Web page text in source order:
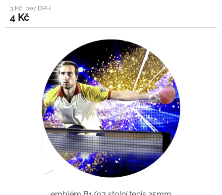
3 Kč bez DPH
4 Kč